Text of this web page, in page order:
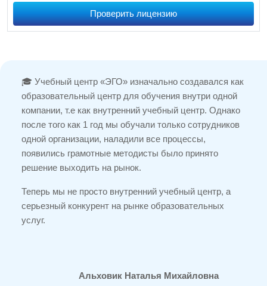
Проверить лицензию
🎓 Учебный центр «ЭГО» изначально создавался как
образовательный центр для обучения внутри одной
компании, т.е как внутренний учебный центр. Однако
после того как 1 год мы обучали только сотрудников
одной организации, наладили все процессы,
появились грамотные методисты было принято
решение выходить на рынок.
Теперь мы не просто внутренний учебный центр, а
серьезный конкурент на рынке образовательных
услуг.
Альховик Наталья Михайловна